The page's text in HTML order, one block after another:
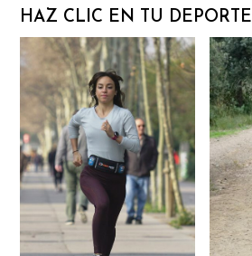
HAZ CLIC EN TU DEPORTE